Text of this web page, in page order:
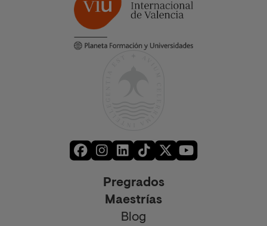
Pregrados
Maestrías
Blog